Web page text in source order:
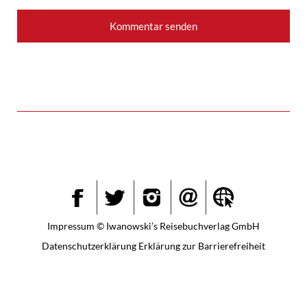
Twitter Instagram
Impressum © Iwanowski’s Reisebuchverlag GmbH
Datenschutzerklärung Erklärung zur Barrierefreiheit